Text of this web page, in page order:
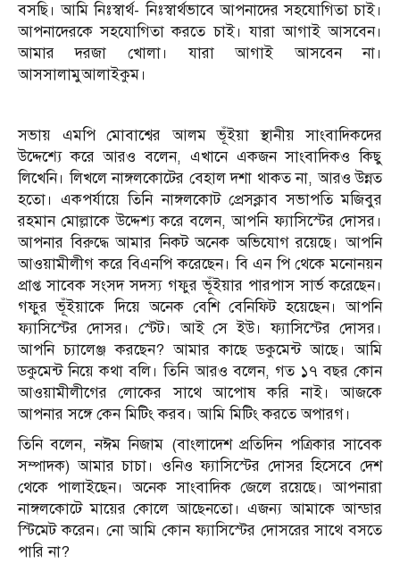
বসছি। আমি নিঃস্বার্থ- নিঃস্বার্থভাবে আপনাদের সহযোগিতা চাই।
আপনাদেরকে সহযোগিতা করতে চাই। যারা আগাই আসবেন।
আমার দরজা খোলা। যারা আগাই আসবেন না।
আসসালামুআলাইকুম।
সভায় এমপি মোবাশ্বের আলম ভূঁইয়া স্থানীয় সাংবাদিকদের
উদ্দেশ্যে করে আরও বলেন, এখানে একজন সাংবাদিকও কিছু
লিখেনি। লিখলে নাঙ্গলকোটের বেহাল দশা থাকত না, আরও উন্নত
হতো। একপর্যায়ে তিনি নাঙ্গলকোট প্রেসক্লাব সভাপতি মজিবুর
রহমান মোল্লাকে উদ্দেশ্য করে বলেন, আপনি ফ্যাসিস্টের দোসর।
আপনার বিরুদ্ধে আমার নিকট অনেক অভিযোগ রয়েছে। আপনি
আওয়ামীলীগ করে বিএনপি করেছেন। বি এন পি থেকে মনোনয়ন
প্রাপ্ত সাবেক সংসদ সদস্য গফুর ভূঁইয়ার পারপাস সার্ভ করেছেন।
গফুর ভূঁইয়াকে দিয়ে অনেক বেশি বেনিফিট হয়েছেন। আপনি
ফ্যাসিস্টের দোসর। স্টেট। আই সে ইউ। ফ্যাসিস্টের দোসর।
আপনি চ্যালেঞ্জ করছেন? আমার কাছে ডকুমেন্ট আছে। আমি
ডকুমেন্ট নিয়ে কথা বলি। তিনি আরও বলেন, গত ১৭ বছর কোন
আওয়ামীলীগের লোকের সাথে আপোষ করি নাই। আজকে
আপনার সঙ্গে কেন মিটিং করব। আমি মিটিং করতে অপারগ।
তিনি বলেন, নঈম নিজাম (বাংলাদেশ প্রতিদিন পত্রিকার সাবেক
সম্পাদক) আমার চাচা। ওনিও ফ্যাসিস্টের দোসর হিসেবে দেশ
থেকে পালাইছেন। অনেক সাংবাদিক জেলে রয়েছে। আপনারা
নাঙ্গলকোটে মায়ের কোলে আছেনতো। এজন্য আমাকে আন্ডার
স্টিমেট করেন। নো আমি কোন ফ্যাসিস্টের দোসরের সাথে বসতে
পারি না?